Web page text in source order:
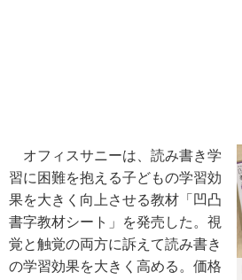
オフィスサニーは、読み書き学
習に困難を抱える子どもの学習効
果を大きく向上させる教材「凹凸
書字教材シート」を発売した。視
覚と触覚の両方に訴えて読み書き
の学習効果を大きく高める。価格